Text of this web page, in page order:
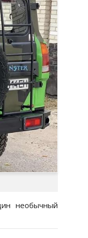
необычный